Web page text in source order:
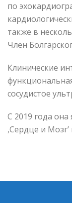
по
также в
Член
Клинические
сосудистое
С 2019 года
,Сердце и Мозг’